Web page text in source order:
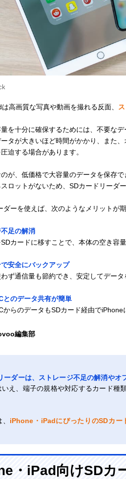
高画質な写真や動画を撮れる反面、
を十分に確保するためには、不要な
タが大きいほど時間がかかり、また
迫する場合があります。
が、低価格で大容量のデータを保存
ロットがないため、SDカードリーダ
ダーを使えば、次のようなメリットが期
不足の解消
カードに移すことで、本体の空き容量
で安全にバックアップ
ず通信量も節約でき、安定してデータ
とのデータ共有が簡単
からのデータもSDカード経由でiPhone
編集部
ーダーは、ストレージ不足の解消や
いえ、端子の規格や対応するカード種
iPhone・iPadにぴったりのSDカー
・iPad向けSDカ